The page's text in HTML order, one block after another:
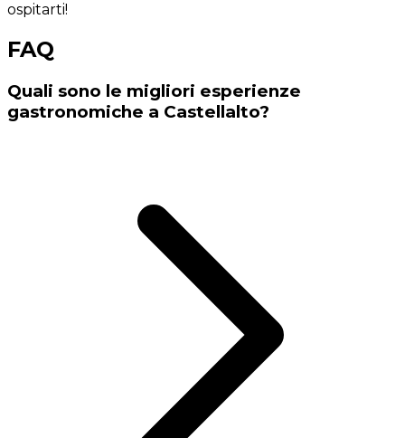
ospitarti!
FAQ
Quali sono le migliori esperienze
gastronomiche a Castellalto?